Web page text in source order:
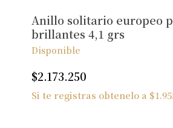
Anillo solitario europeo
brillantes 4,1 grs
Disponible
$2.173.250
Si te registras obtenelo a $